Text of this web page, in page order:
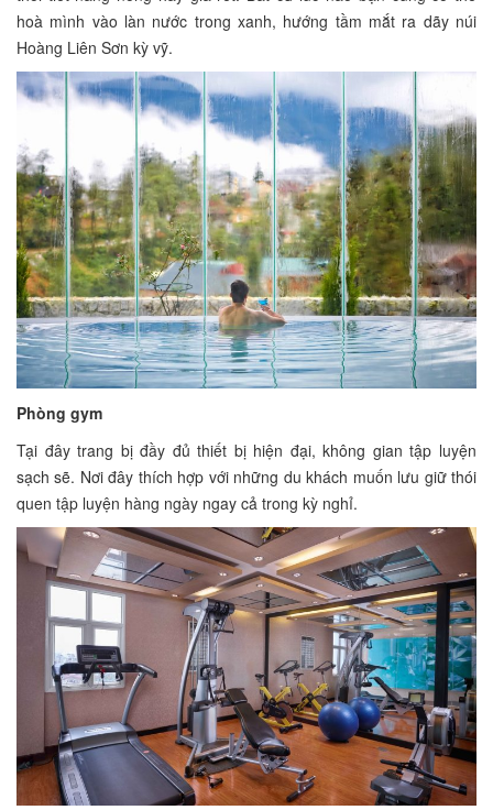
hoà mình vào làn nước trong xanh, hướng tầm mắt ra dãy núi
Hoàng Liên Sơn kỳ vỹ.
Phòng gym
Tại đây trang bị đầy đủ thiết bị hiện đại, không gian tập luyện
sạch sẽ. Nơi đây thích hợp với những du khách muốn lưu giữ thói
quen tập luyện hàng ngày ngay cả trong kỳ nghỉ.